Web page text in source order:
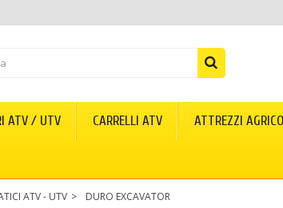
ATV / UTV CARRELLI ATV ATTREZZI
ATV - UTV > DURO EXCAVATOR